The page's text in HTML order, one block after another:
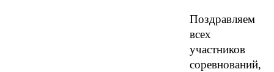
Поздравляем
всех
участников
соревнований,